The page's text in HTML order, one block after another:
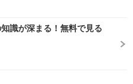
知識が深まる！無料で見る